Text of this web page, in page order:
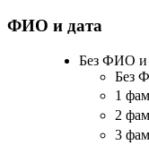
ФИО и дата
Без ФИО и
Без
1
2
3